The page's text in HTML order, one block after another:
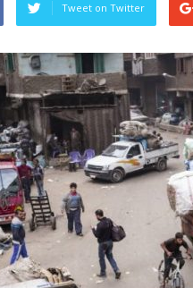
Tweet on Twitter